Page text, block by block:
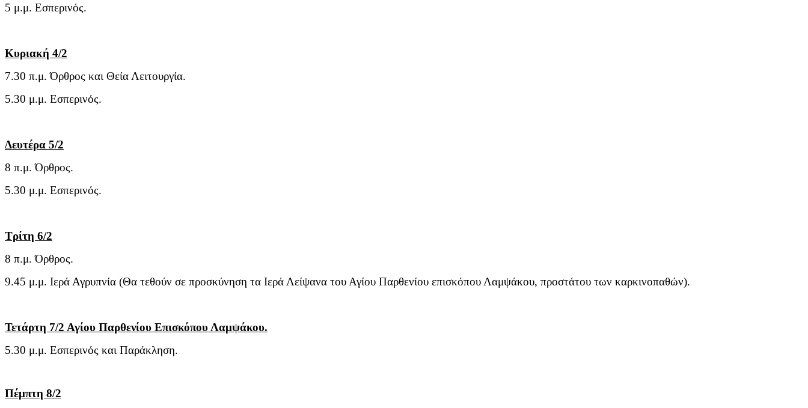
5 μ.μ. Εσπερινός.
Κυριακή 4/2
7.30 π.μ. Όρθρος και Θεία Λειτουργία.
5.30 μ.μ. Εσπερινός.
Δευτέρα 5/2
8 π.μ. Όρθρος.
5.30 μ.μ. Εσπερινός.
Τρίτη 6/2
8 π.μ. Όρθρος.
9.45 μ.μ. Ιερά Αγρυπνία (Θα τεθούν σε προσκύνηση τα Ιερά Λείψανα του Αγίου Παρθενίου επισκόπου Λαμψάκου, προστάτου των καρκινοπαθών).
Τετάρτη 7/2 Αγίου Παρθενίου Επισκόπου Λαμψάκου.
5.30 μ.μ. Εσπερινός και Παράκληση.
Πέμπτη 8/2